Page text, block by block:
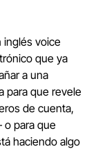
inglés voice
que ya
a una
para que revele
de cuenta,
o para que
haciendo algo